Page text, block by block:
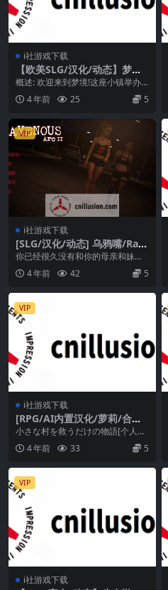
i社游戏下载
【欧美SLG/汉化/动态】梦境
Dreamland Ver0.3 汉化中文
版【PC+安卓/7.5G】【微云网
盘/直链】
概述: 欢迎来到梦境!这座小镇举办
最疯狂的大学春假活动充满了辣
妹、派对和性爱。 ...
4 年前 25 5
VIP
i社游戏下载
[SLG/汉化/动态] 乌鸦嘴/Rav
enous Arc 2 Ep.8 AI汉化 [3.
9G/FM/WY]
你已经很久没有和你的母亲和妹妹
有任何联系了。 经过十年的分离，
你们高中毕业了，即...
4 年前 42 5
VIP
i社游戏下载
[RPG/AI内置汉化/萝莉/合集]
ふらふら游戏合集【2.6G/BD
云】
小さな村を救うだけの物語[个人AI
内嵌汉化] 魔人と勇者と深淵の迷宮
v1.06...
4 年前 33 5
VIP
i社游戏下载